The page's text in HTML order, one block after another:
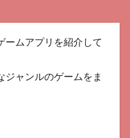
ームアプリを紹介して
ジャンルのゲームをま